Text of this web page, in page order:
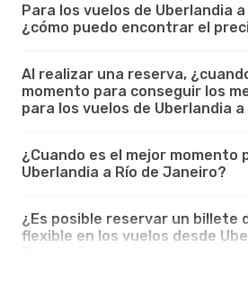
Para los vuelos de Uberlandia
¿cómo puedo encontrar el
Al realizar una reserva,
momento para conseguir los
para los vuelos de Uberlandia
¿Cuando es el mejor momento
Uberlandia a Río de Janeiro?
¿Es posible reservar un billete
flexible en los vuelos desde